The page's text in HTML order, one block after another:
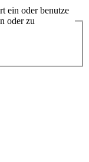
ein oder benutze
oder zu